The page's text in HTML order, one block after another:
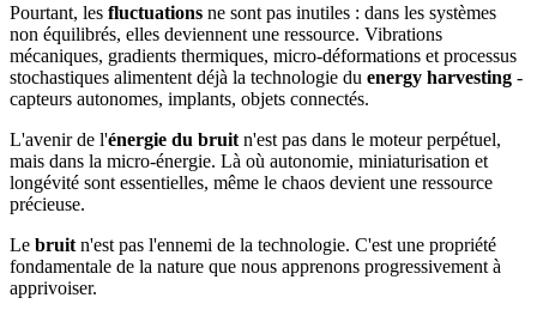
Pourtant, les fluctuations ne sont pas inutiles : dans les systèmes
non équilibrés, elles deviennent une ressource. Vibrations
mécaniques, gradients thermiques, micro-déformations et processus
stochastiques alimentent déjà la technologie du energy harvesting -
capteurs autonomes, implants, objets connectés.
L'avenir de l'énergie du bruit n'est pas dans le moteur perpétuel,
mais dans la micro-énergie. Là où autonomie, miniaturisation et
longévité sont essentielles, même le chaos devient une ressource
précieuse.
Le bruit n'est pas l'ennemi de la technologie. C'est une propriété
fondamentale de la nature que nous apprenons progressivement à
apprivoiser.